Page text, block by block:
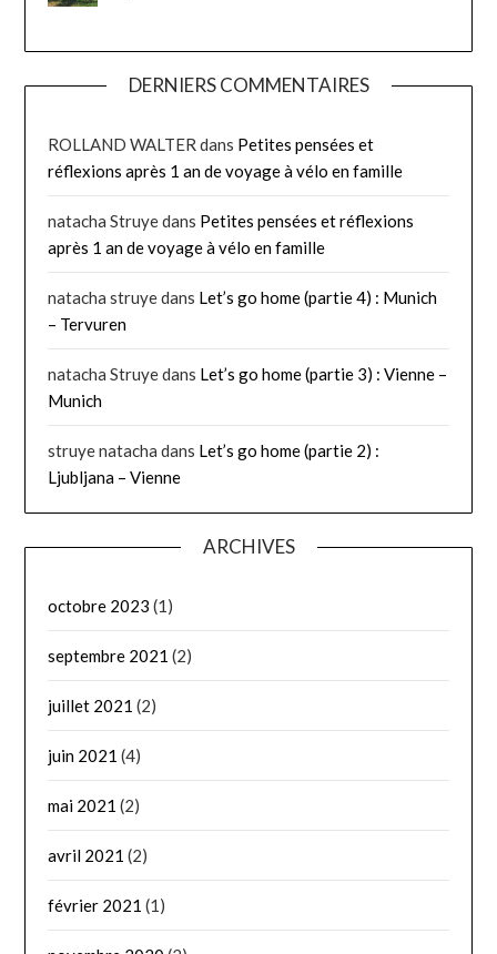
DERNIERS COMMENTAIRES
ROLLAND WALTER dans Petites pensées et
réflexions après 1 an de voyage à vélo en famille
natacha Struyedans Petites pensées et réflexions
après 1 an de voyage à vélo en famille
natacha struyedans Let’s go home (partie 4) : Munich
– Tervuren
natacha Struyedans Let’s go home (partie 3) : Vienne –
Munich
struye natacha dans Let’s go home (partie 2) :
Ljubljana – Vienne
ARCHIVES
octobre 2023 (1)
septembre 2021 (2)
juillet 2021 (2)
juin 2021 (4)
mai 2021 (2)
avril 2021 (2)
février 2021 (1)